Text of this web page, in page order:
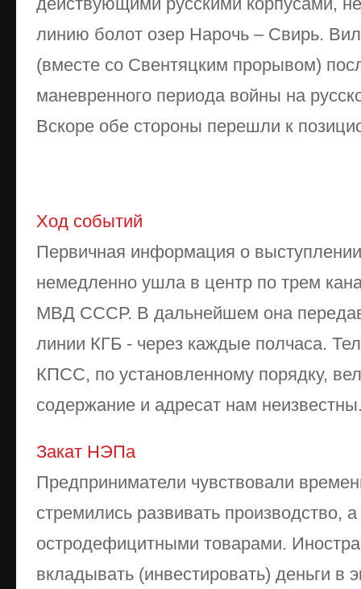
линию болот озер Нарочь – Свирь.
(вместе со Свентяцким прорывом)
маневренного периода войны на
Вскоре обе стороны перешли к
Ход событий
Первичная информация о
немедленно ушла в центр по трем
МВД СССР. В дальнейшем она
линии КГБ - через каждые полчаса.
КПСС, по установленному порядку,
содержание и адресат нам
Закат НЭПа
Предприниматели чувствовали
стремились развивать производство,
остродефицитными товарами.
вкладывать (инвестировать) деньги в